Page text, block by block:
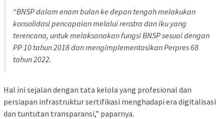
“BNSP dalam enam bulan ke depan tengah melakukan
konsolidasi pencapaian melalui renstra dan iku yang
terencana, untuk melaksanakan fungsi BNSP sesuai dengan
PP 10 tahun 2018 dan mengimplementasikan Perpres 68
tahun 2022.
Hal ini sejalan dengan tata kelola yang profesional dan
persiapan infrastruktur sertifikasi menghadapi era digitalisasi
dan tuntutan transparansi,” paparnya.